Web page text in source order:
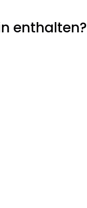
enthalten?